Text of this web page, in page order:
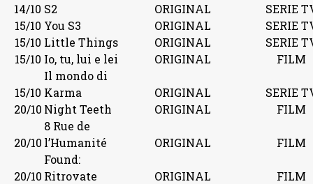
14/10 S2
ORIGINAL
SERIE
15/10 You S3 ORIGINAL
SERIE
15/10 Little Things ORIGINAL
SERIE
15/10 Io, tu, lui e lei ORIGINAL FILM
15/10
Il mondo di
Karma
ORIGINAL
SERIE
20/10 Night Teeth ORIGINAL FILM
20/10
8 Rue de
l’Humanité
ORIGINAL FILM
20/10
Found:
Ritrovate
ORIGINAL
FILM